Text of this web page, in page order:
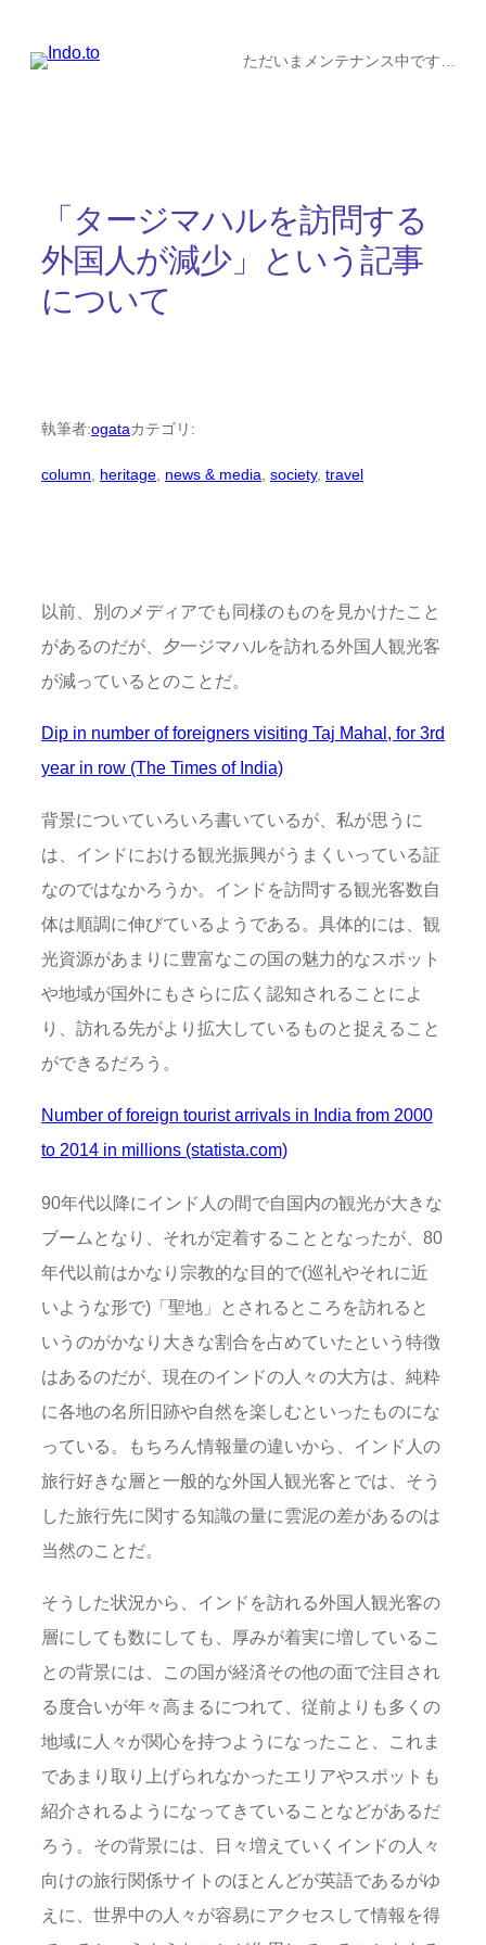
ただいまメンテナンス中です…
「タージマハルを訪問する
外国人が減少」という記事
について
執筆者:ogataカテゴリ:
column heritage news & media society, travel
以前、別のメディアでも同様のものを見かけたこと
があるのだが、夕一ジマハルを訪れる外国人観光客
が減っているとのことだ。
Dip in number of foreigners visiting Taj Mahal, for 3rd
year in row (The Times of India)
背景についていろいろ書いているが、私が思うに
は、インドにおける観光振興がうまくいっている証
なのではなかろうか。インドを訪問する観光客数自
体は順調に伸びているようである。具体的には、観
光資源があまりに豊富なこの国の魅力的なスポット
や地域が国外にもさらに広く認知されることによ
り、訪れる先がより拡大しているものと捉えること
ができるだろう。
Number of foreign tourist arrivals in India from 2000
to 2014 in millions (statista.com)
90年代以降にインド人の間で自国内の観光が大きな
ブームとなり、それが定着することとなったが、80
年代以前はかなり宗教的な目的で(巡礼やそれに近
いような形で)「聖地」とされるところを訪れると
いうのがかなり大きな割合を占めていたという特徴
はあるのだが、現在のインドの人々の大方は、純粋
に各地の名所旧跡や自然を楽しむといったものにな
っている。もちろん情報量の違いから、インド人の
旅行好きな層と一般的な外国人観光客とでは、そう
した旅行先に関する知識の量に雲泥の差があるのは
当然のことだ。
そうした状況から、インドを訪れる外国人観光客の
層にしても数にしても、厚みが着実に増しているこ
との背景には、この国が経済その他の面で注目され
る度合いが年々高まるにつれて、従前よりも多くの
地域に人々が関心を持つようになったこと、これま
であまり取り上げられなかったエリアやスポットも
紹介されるようになってきていることなどがあるだ
ろう。その背景には、日々増えていくインドの人々
向けの旅行関係サイトのほとんどが英語であるがゆ
えに、世界中の人々が容易にアクセスして情報を得